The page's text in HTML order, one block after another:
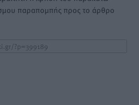
παραπομπής προς το άρθρο